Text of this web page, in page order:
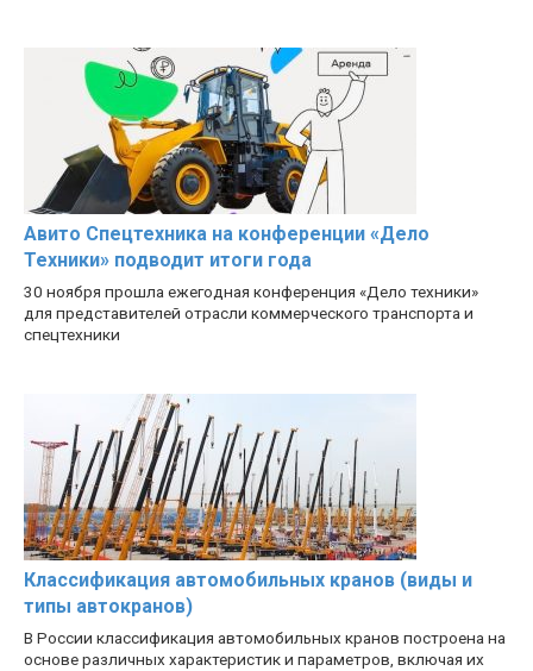
Авито Спецтехника на конференции «Дело
Техники» подводит итоги года
30 ноября прошла ежегодная конференция «Дело техники»
для представителей отрасли коммерческого транспорта и
спецтехники
Классификация автомобильных кранов (виды и
типы автокранов)
В России классификация автомобильных кранов построена на
основе различных характеристик и параметров, включая их